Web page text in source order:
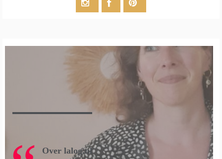
Over lalog.nl